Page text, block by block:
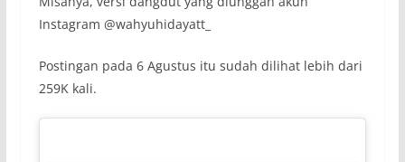
Instagram @wahyuhidayatt_
Postingan pada 6 Agustus itu sudah dilihat lebih dari
259K kali.